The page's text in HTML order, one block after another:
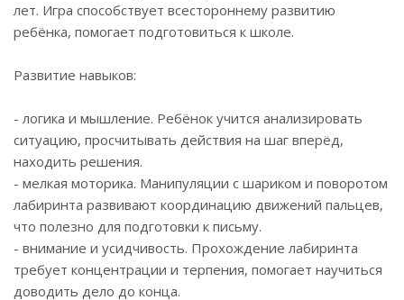
лет. Игра способствует всестороннему развитию
ребёнка, помогает подготовиться к школе.
Развитие навыков:
- логика и мышление. Ребёнок учится анализировать
ситуацию, просчитывать действия на шаг вперёд,
находить решения.
- мелкая моторика. Манипуляции с шариком и поворотом
лабиринта развивают координацию движений пальцев,
что полезно для подготовки к письму.
- внимание и усидчивость. Прохождение лабиринта
требует концентрации и терпения, помогает научиться
доводить дело до конца.